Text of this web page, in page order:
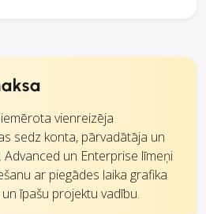
vienreizēja
sedz konta, pārvadātāja un
un Enterprise līmeņi
ar piegādes laika grafika
īpašu projektu vadību.